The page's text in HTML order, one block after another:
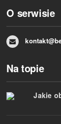
O serwisie
Na topie
Jakie